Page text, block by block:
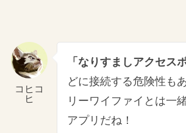
コヒコ
ヒ
「なりすましアクセス
どに接続する危険性も
リーワイファイとは一
アプリだね！